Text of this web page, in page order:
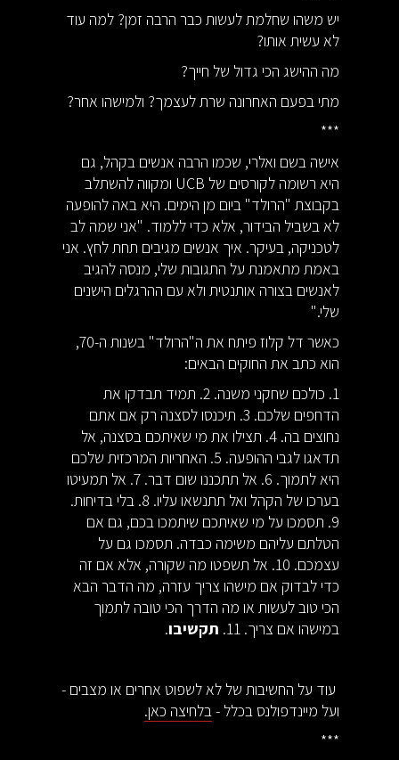
יש משהו שחלמת לעשות כבר הרבה זמן? למה עוד
לא עשית אותו?
מה ההישג הכי גדול של חייך?
מתי בפעם האחרונה שרת לעצמך? ולמישהו אחר?
***
אישה בשם ואלרי, שכמו הרבה אנשים בקהל, גם
היא רשומה לקורסים של UCB ומקווה להשתלב
בקבוצת "הרולד" ביום מן הימים. היא באה להופעה
לא בשביל הבידור, אלא כדי ללמוד. "אני שמה לב
לטכניקה, בעיקר. איך אנשים מגיבים תחת לחץ. אני
באמת מתאמנת על התגובות שלי, מנסה להגיב
לאנשים בצורה אותנטית ולא עם ההרגלים הישנים
שלי."
כאשר דל קלוז פיתח את ה"הרולד" בשנות ה-70,
הוא כתב את החוקים הבאים:
1. כולכם שחקני משנה. 2. תמיד תבדקו את
הדחפים שלכם. 3. תיכנסו לסצנה רק אם אתם
נחוצים בה. 4. תצילו את מי שאיתכם בסצנה, אל
תדאגו לגבי ההופעה. 5. האחריות המרכזית שלכם
היא לתמוך. 6. אל תתכננו שום דבר. 7. אל תמעיטו
בערכו של הקהל ואל תתנשאו עליו. 8. בלי בדיחות.
9. תסמכו על מי שאיתכם שיתמכו בכם, גם אם
הטלתם עליהם משימה כבדה. תסמכו גם על
עצמכם. 10. אל תשפטו מה שקורה, אלא אם זה
כדי לבדוק אם מישהו צריך עזרה, מה הדבר הבא
הכי טוב לעשות או מה הדרך הכי טובה לתמוך
במישהו אם צריך. 11.
תקשיבו.
עוד על החשיבות של לא לשפוט אחרים או מצבים -
ועל מיינדפולנס בכלל -בלחיצה כאן.
***